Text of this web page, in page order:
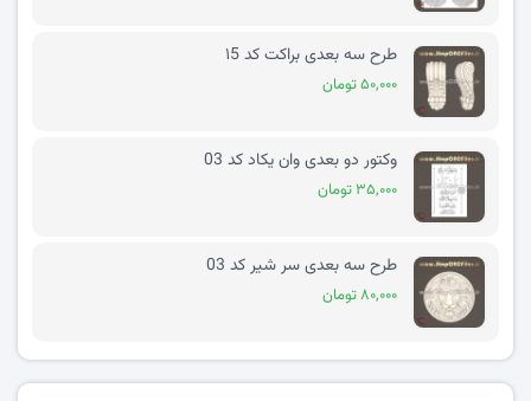
طرح سه بعدی براکت کد ۱5
۵۰,۰۰۰ تومان
وکتور دو بعدی وان یکاد کد 03
۳۵,۰۰۰ تومان
طرح سه بعدی سر شیر کد 03
۸۰,۰۰۰ تومان